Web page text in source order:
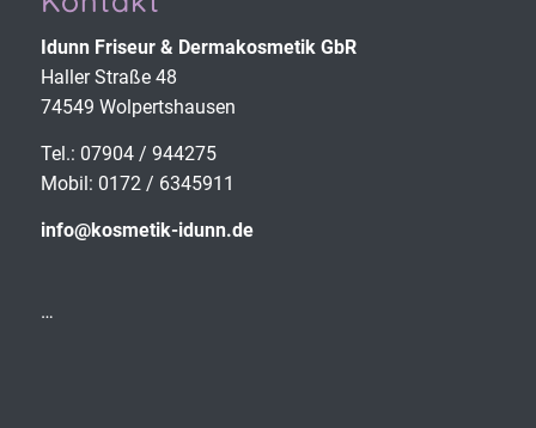
Idunn Friseur & Derma­kosmetik GbR
Haller Straße 48
74549 Wolpertshausen
Tel.: 07904 / 944275
Mobil: 0172 / 6345911
info@kosmetik-idunn.de
…